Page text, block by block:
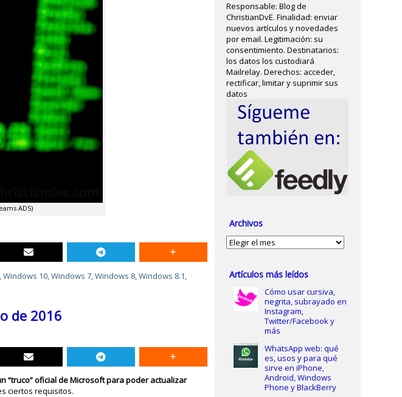
ADS)
,Windows 10,Windows 7,Windows 8,Windows 8.1,
de 2016
“truco” oficial de Microsoft para poder actualizar
ciertos requisitos.
Responsable: Blog de
ChristianDvE. Finalidad: enviar
nuevos artículos y novedades
por email. Legitimación: su
consentimiento. Destinatarios:
los datos los custodiará
Mailrelay. Derechos: acceder,
rectificar, limitar y suprimir sus
datos
Archivos
Archivos
Artículos más leídos
Cómo usar cursiva,
negrita, subrayado en
Instagram,
Twitter/Facebook y
más
WhatsApp web: qué
es, usos y para qué
sirve en iPhone,
Android, Windows
Phone y BlackBerry